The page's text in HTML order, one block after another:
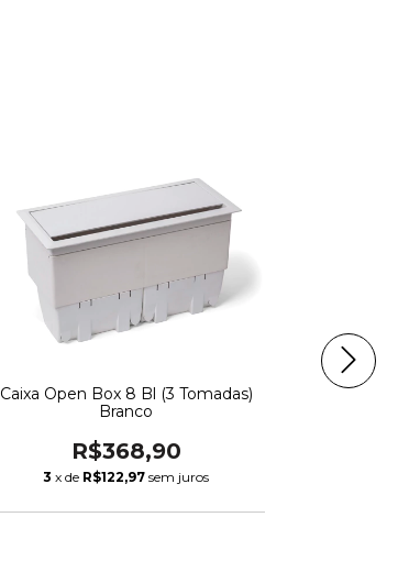
Caixa Open Box 8 Bl (3 Tomadas)
Branco
R$368,90
3 x de R$122,97 sem juros
Caixa De